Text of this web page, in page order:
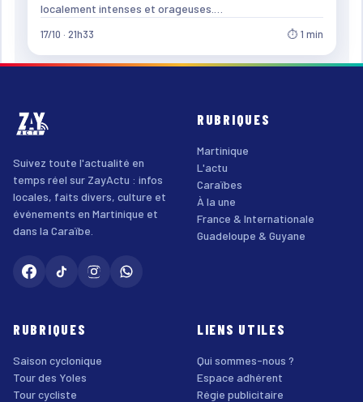
localement intenses et orageuses.…
17/10 · 21h33 ⏱ 1 min
Suivez toute l'actualité en
temps réel sur ZayActu : infos
locales, faits divers, culture et
événements en Martinique et
dans la Caraïbe.
RUBRIQUES
Martinique
L'actu
Caraïbes
À la une
France & Internationale
Guadeloupe & Guyane
RUBRIQUES
Saison cyclonique
Tour des Yoles
Tour cycliste
LIENS UTILES
Qui sommes-nous ?
Espace adhérent
Régie publicitaire